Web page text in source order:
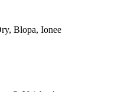
Blopa, Ionee